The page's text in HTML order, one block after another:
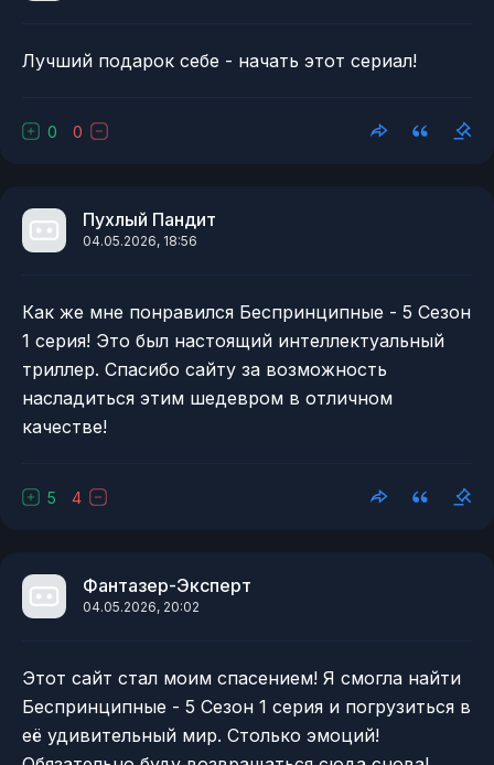
Лучший подарок себе - начать этот сериал!
0 0
Пухлый Пандит
04.05.2026, 18:56
Как же мне понравился Беспринципные - 5 Сезон
1 серия! Это был настоящий интеллектуальный
триллер. Спасибо сайту за возможность
насладиться этим шедевром в отличном
качестве!
5 4
Фантазер-Эксперт
04.05.2026, 20:02
Этот сайт стал моим спасением! Я смогла найти
Беспринципные - 5 Сезон 1 серия и погрузиться в
её удивительный мир. Столько эмоций!